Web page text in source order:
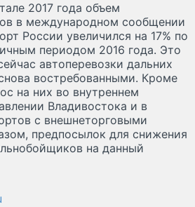
2017 года объем
в международном сообщении
России увеличился на 17% по
периодом 2016 года. Это
автоперевозки дальних
востребованными. Кроме
на них во внутреннем
Владивостока и в
с внешнеторговыми
предпосылок для снижения
на данный